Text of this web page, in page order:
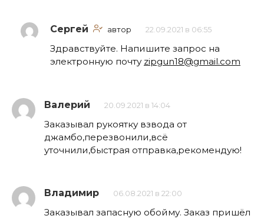
Сергей автор 22.09.2021 в 06:55
Здравствуйте. Напишите запрос на
электронную почту zipgun18@gmail.com
Валерий 20.09.2021 в 14:04
Заказывал рукоятку взвода от
джамбо,перезвонили,всё
уточнили,быстрая отправка,рекомендую!
Владимир 06.08.2021 в 22:00
Заказывал запасную обойму. Заказ пришёл